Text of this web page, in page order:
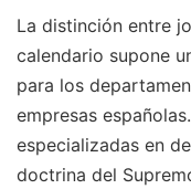
La distinción entre
calendario supone
para los
empresas
especializadas en
doctrina del